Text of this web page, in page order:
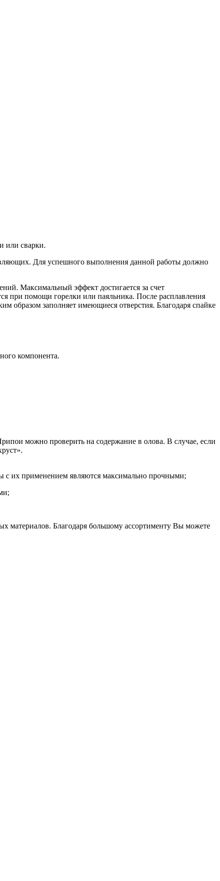
или сварки.
Для успешного выполнения данной работы должно
Максимальный эффект достигается за счет
при помощи горелки или паяльника. После расплавления
образом заполняет имеющиеся отверстия. Благодаря спайке
компонента.
можно проверить на содержание в олова. В случае, если
с их применением являются максимально прочными;
Благодаря большому ассортименту Вы можете